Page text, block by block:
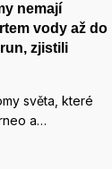
nemají
vody až do
zjistili
světa, které
a…